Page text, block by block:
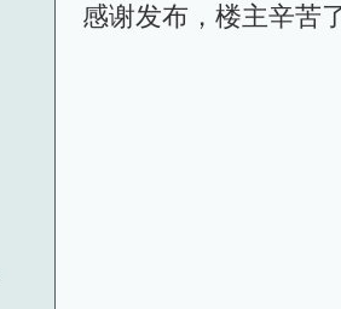
感谢发布，楼主辛苦